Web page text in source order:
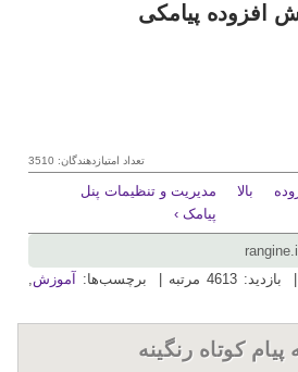
افزوده پیامکی
تعداد امتیازدهندگان: 3510
بالا
مدیریت و تنظیمات پنل
پیامک ›
| بازدید: 4613 مرتبه | برچسب‌ها: آموزش
پيام کوتاه رنگينه